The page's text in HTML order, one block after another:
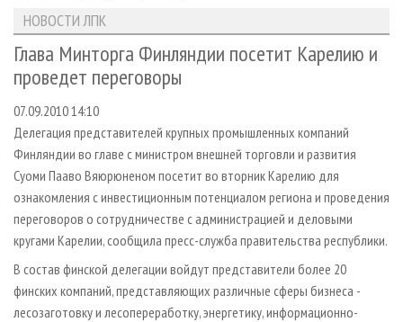
ЛЕСОЗАГОТОВКА
ЛЕСОПИЛЕНИЕ
СУШКА ДРЕВЕСИНЫ
ПРОИЗВОДСТВО ДРЕВЕСНЫХ ПЛИТ
ДЕРЕВЯННОЕ ДОМОСТРОЕНИЕ
ПРОИЗВОДСТВО МЕБЕЛИ
БИОЭНЕРГЕТИКА
ЦБП
ИНСТРУМЕНТ И МАТЕРИАЛЫ
НОВОСТИ ЛПК
НОВОСТИ ЖУРНАЛА
ПРОЕКТЫ ЛПИ
АНАЛИТИКА
ПРЕДПРИЯТИЯ ЛПК
ПЕРСОНЫ
МОБИЛЬНЫЕ ВЫСТАВКИ
ОФИЦИАЛЬНЫЕ ДЕЛЕГАЦИИ
ПРИОРИТЕТНЫЕ ИНВЕСТПРОЕКТЫ
RUSSIAN FORESTRY REVIEW
ГАЗЕТА ЛЕСПРОМФОРУМ
БИБЛИОТЕКА СПЕЦИАЛИСТА
АРХИВ
АРХИВ ЖУРНАЛОВ
О ЖУРНАЛЕ
ПОДПИСКА
КОНТАКТЫ
РЕКЛАМОДАТЕЛЯМ
РЕКЛАМА
РЕКЛАМА НА САЙТЕ
НОВОСТИ ЛПК
Глава Минторга Финляндии посетит Карелию и
проведет переговоры
07.09.2010 14:10
Делегация представителей крупных промышленных компаний
Финляндии во главе с министром внешней торговли и развития
Суоми Пааво Вяюрюненом посетит во вторник Карелию для
ознакомления с инвестиционным потенциалом региона и проведения
переговоров о сотрудничестве с администрацией и деловыми
кругами Карелии, сообщила пресс-служба правительства республики.
В состав финской делегации войдут представители более 20
финских компаний, представляющих различные сферы бизнеса -
лесозаготовку и лесопереработку, энергетику, информационно-